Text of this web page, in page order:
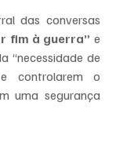
das conversas
fim à guerra” e
“necessidade de
controlarem o
uma segurança